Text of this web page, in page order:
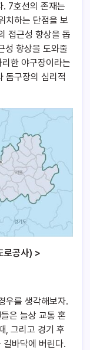
. 7호선의 존재는
치하는 단점을 보
접근성 향상을 돕
성 향상을 도와줄
리한 야구장이라는
돔구장의 심리적
로공사) >
우를 생각해보자.
은 늘상 교통 혼
, 그리고 경기 후
바닥에 버린다.